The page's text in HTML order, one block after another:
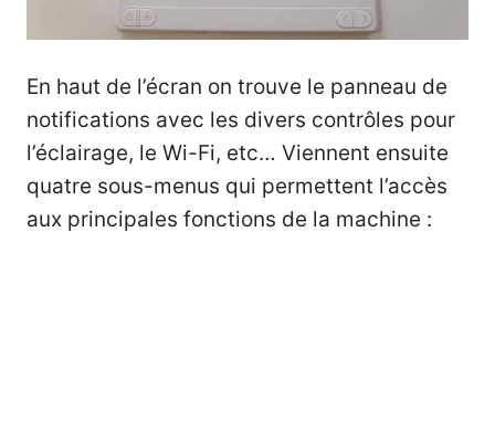
En haut de l’écran on trouve le panneau de
notifications avec les divers contrôles pour
l’éclairage, le Wi-Fi, etc… Viennent ensuite
quatre sous-menus qui permettent l’accès
aux principales fonctions de la machine :